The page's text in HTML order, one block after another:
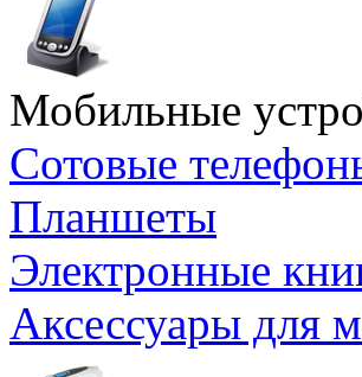
Мобильные
Сотовые
Планшеты
Электронные
Аксессуары для